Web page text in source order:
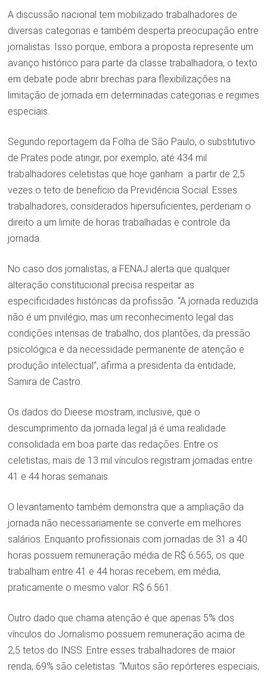
A discussão nacional tem mobilizado trabalhadores de
diversas categorias e também desperta preocupação entre
jornalistas. Isso porque, embora a proposta represente um
avanço histórico para parte da classe trabalhadora, o texto
em debate pode abrir brechas para flexibilizações na
limitação de jornada em determinadas categorias e regimes
especiais.
Segundo reportagem da Folha de São Paulo, o substitutivo
de Prates pode atingir, por exemplo, até 434 mil
trabalhadores celetistas que hoje ganham a partir de 2,5
vezes o teto de benefício da Previdência Social. Esses
trabalhadores, considerados hipersuficientes, perderiam o
direito a um limite de horas trabalhadas e controle da
jornada.
No caso dos jornalistas, a FENAJ alerta que qualquer
alteração constitucional precisa respeitar as
especificidades históricas da profissão. “A jornada reduzida
não é um privilégio, mas um reconhecimento legal das
condições intensas de trabalho, dos plantões, da pressão
psicológica e da necessidade permanente de atenção e
produção intelectual”, afirma a presidenta da entidade,
Samira de Castro.
Os dados do Dieese mostram, inclusive, que o
descumprimento da jornada legal já é uma realidade
consolidada em boa parte das redações. Entre os
celetistas, mais de 13 mil vínculos registram jornadas entre
41 e 44 horas semanais.
O levantamento também demonstra que a ampliação da
jornada não necessariamente se converte em melhores
salários. Enquanto profissionais com jornadas de 31 a 40
horas possuem remuneração média de R$ 6.565, os que
trabalham entre 41 e 44 horas recebem, em média,
praticamente o mesmo valor: R$ 6.561.
Outro dado que chama atenção é que apenas 5% dos
vínculos do Jornalismo possuem remuneração acima de
2,5 tetos do INSS. Entre esses trabalhadores de maior
renda, 69% são celetistas. “Muitos são repórteres especiais,